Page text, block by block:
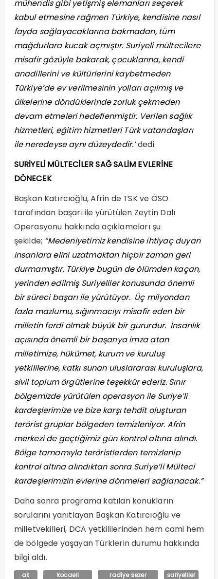
mühendis gibi yetişmiş elemanları seçerek
kabul etmesine rağmen Türkiye, kendisine nasıl
fayda sağlayacaklarına bakmadan, tüm
mağdurlara kucak açmıştır. Suriyeli mültecilere
misafir gözüyle bakarak, çocuklarına, kendi
anadillerini ve kültürlerini kaybetmeden
Türkiye’de ev verilmesinin yolları açılmış ve
ülkelerine döndüklerinde zorluk çekmeden
devam etmeleri hedeflenmiştir. Verilen sağlık
hizmetleri, eğitim hizmetleri Türk vatandaşları
ile neredeyse aynı düzeydedir.’dedi.
SURİYELİ MÜLTECİLER SAĞ SALİM EVLERİNE
DÖNECEK
Başkan Katırcıoğlu, Afrin de TSK ve ÖSO
tarafından başarı ile yürütülen Zeytin Dalı
Operasyonu hakkında açıklamaları şu
şekilde; “Medeniyetimiz kendisine ihtiyaç duyan
insanlara elini uzatmaktan hiçbir zaman geri
durmamıştır. Türkiye bugün de ölümden kaçan,
yerinden edilmiş Suriyeliler konusunda önemli
bir süreci başarı ile yürütüyor. Üç milyondan
fazla mazlumu, sığınmacıyı misafir eden bir
milletin ferdi olmak büyük bir gururdur. İnsanlık
açısında önemli bir başarıya imza atan
milletimize, hükümet, kurum ve kuruluş
yetkililerine, katkı sunan uluslararası kuruluşlara,
sivil toplum örgütlerine teşekkür ederiz. Sınır
bölgemizde yürütülen operasyon ile Suriye’li
kardeşlerimize ve bize karşı tehdit oluşturan
terörist gruplar bölgeden temizleniyor. Afrin
merkezi de geçtiğimiz gün kontrol altına alındı.
Bölge tamamıyla teröristlerden temizlenip
kontrol altına alındıktan sonra Suriye’li Mülteci
kardeşlerimizin evlerine dönmeleri sağlanacak.”
Daha sonra programa katılan konukların
sorularını yanıtlayan Başkan Katırcıoğlu ve
milletvekilleri, DCA yetkililerinden hem cami hem
de bölgede yaşayan Türklerin durumu hakkında
bilgi aldı.
ak
kocaeli
radiye sezer
suriyeliler